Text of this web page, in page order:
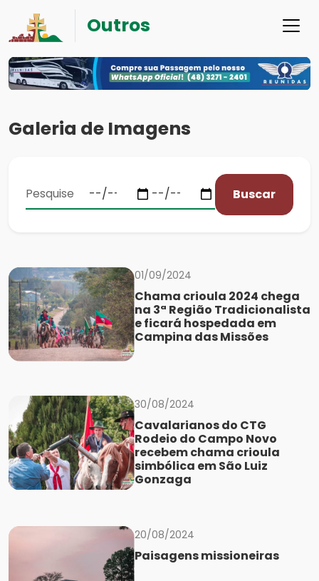
Outros
Galeria de Imagens
Buscar
01/09/2024
Chama crioula 2024 chega
na 3ª Região Tradicionalista
e ficará hospedada em
Campina das Missões
30/08/2024
Cavalarianos do CTG
Rodeio do Campo Novo
recebem chama crioula
simbólica em São Luiz
Gonzaga
20/08/2024
Paisagens missioneiras